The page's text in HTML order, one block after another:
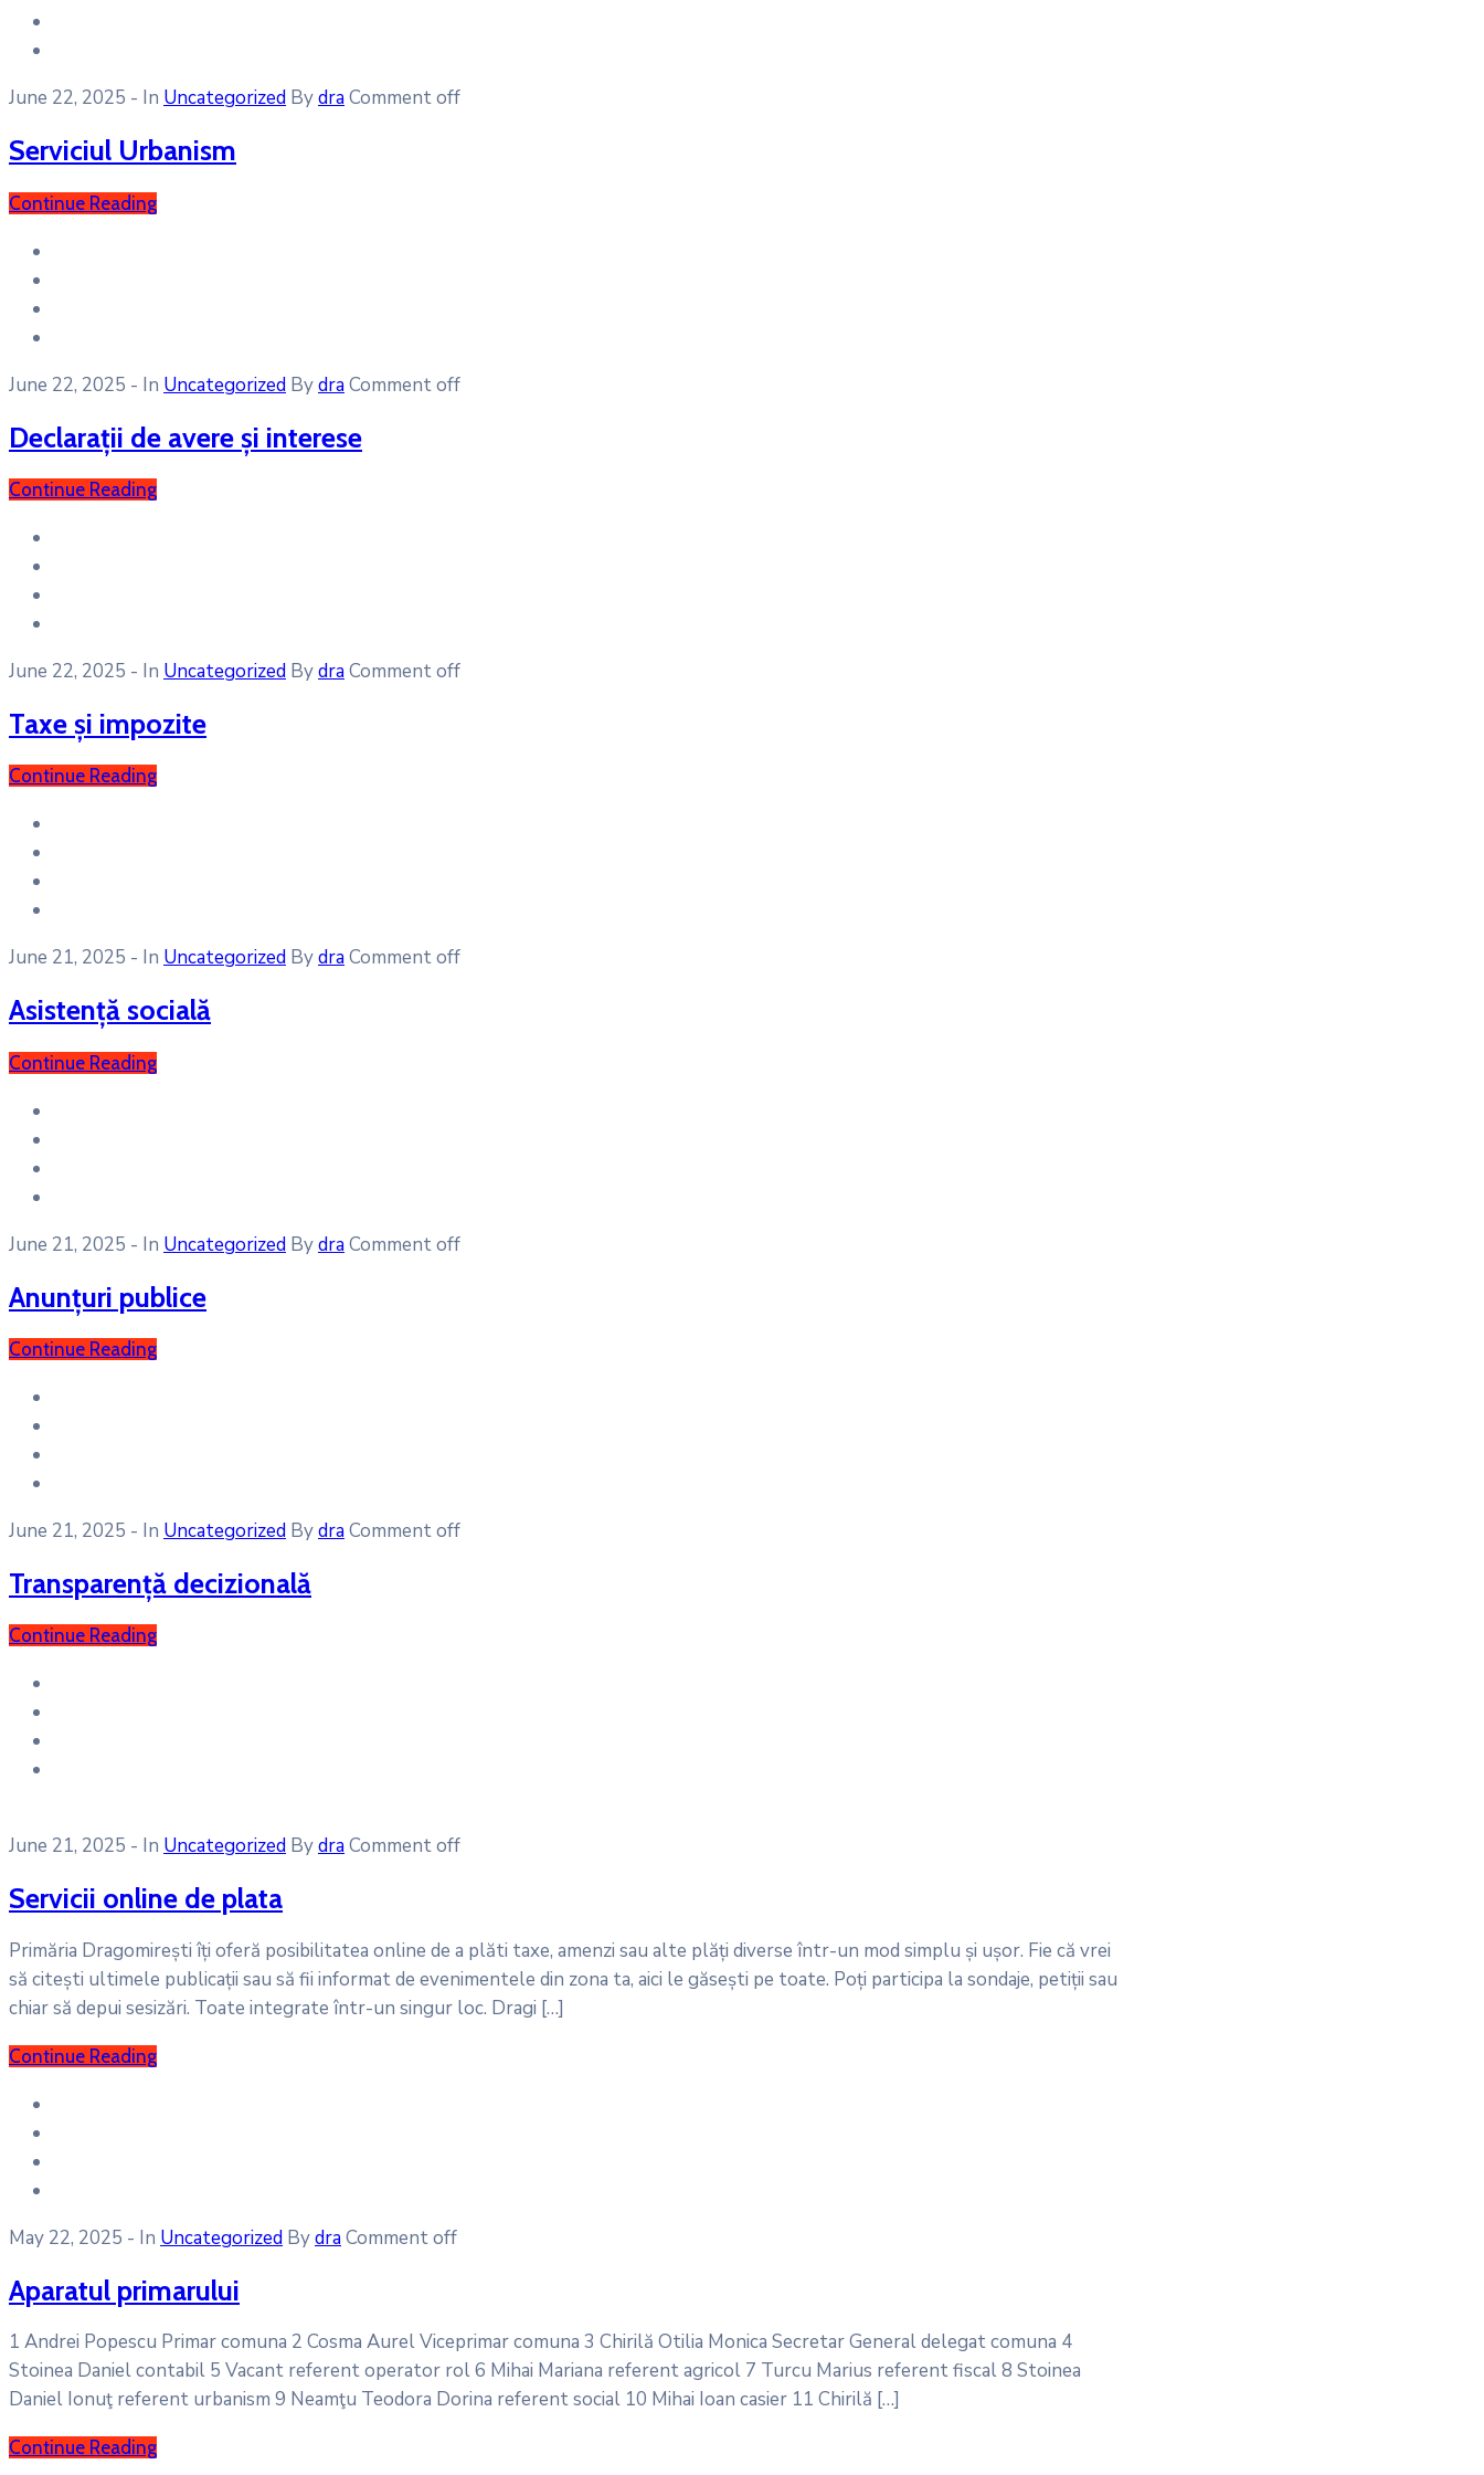
June 22, 2025 - In Uncategorized BydraComment off
Serviciul Urbanism
Continue Reading
June 22, 2025 - In Uncategorized BydraComment off
Declarații de avere și interese
Continue Reading
June 22, 2025 - In Uncategorized BydraComment off
Taxe și impozite
Continue Reading
June 21, 2025 - In Uncategorized BydraComment off
Asistență socială
Continue Reading
June 21, 2025 - In Uncategorized BydraComment off
Anunțuri publice
Continue Reading
June 21, 2025 - In Uncategorized BydraComment off
Transparență decizională
Continue Reading
June 21, 2025 - In Uncategorized BydraComment off
Servicii online de plata
Primăria Dragomirești îți oferă posibilitatea online de a plăti taxe, amenzi sau alte plăți diverse într-un mod simplu și ușor. Fie că vrei
să citești ultimele publicații sau să fii informat de evenimentele din zona ta, aici le găsești pe toate. Poți participa la sondaje, petiții sau
chiar să depui sesizări. Toate integrate într-un singur loc. Dragi […]
Continue Reading
May 22, 2025 - In Uncategorized BydraComment off
Aparatul primarului
1 Andrei Popescu Primar comuna 2 Cosma Aurel Viceprimar comuna 3 Chirilă Otilia Monica Secretar General delegat comuna 4
Stoinea Daniel contabil 5 Vacant referent operator rol 6 Mihai Mariana referent agricol 7 Turcu Marius referent fiscal 8 Stoinea
Daniel Ionuţ referent urbanism 9 Neamţu Teodora Dorina referent social 10 Mihai Ioan casier 11 Chirilă […]
Continue Reading